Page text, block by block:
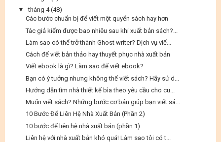
▼
tháng 4 (48)
Các bước chuẩn bị để viết một quyển sách hay hơn
Tác giả kiếm được bao nhiêu sau khi xuất bản sách?...
Làm sao có thể trở thành Ghost writer? Dịch vụ viế...
Cách để viết bản thảo hay thuyết phục nhà xuất bản
Viết ebook là gì? Làm sao để viết ebook?
Bạn có ý tưởng nhưng không thể viết sách? Hãy sử d...
Hướng dẫn tìm nhà thiết kế bìa theo yêu cầu cho cu...
Muốn viết sách? Những bước cơ bản giúp bạn viết sá...
10 Bước Để Liên Hệ Nhà Xuất Bản (Phần 2)
10 bước để liên hệ nhà xuất bản (phần 1)
Liên hệ với nhà xuất bản khó quá! Làm sao tôi có t...